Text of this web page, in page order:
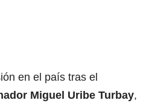
en el país tras el
Miguel Uribe Turbay,